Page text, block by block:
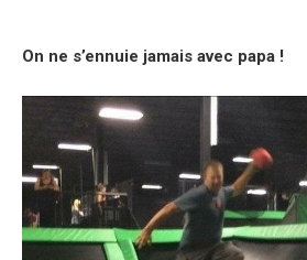
On ne s’ennuie jamais avec papa !